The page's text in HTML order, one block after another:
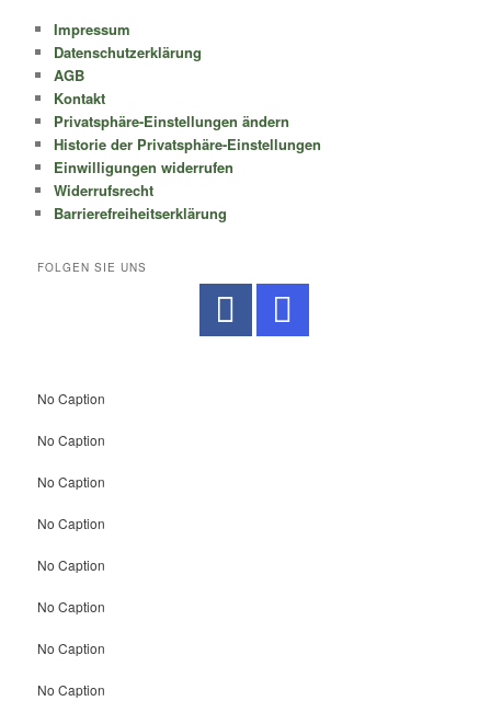
Impressum
Datenschutzerklärung
AGB
Kontakt
Privatsphäre-Einstellungen ändern
Historie der Privatsphäre-Einstellungen
Einwilligungen widerrufen
Widerrufsrecht
Barrierefreiheitserklärung
FOLGEN SIE UNS
No Caption
No Caption
No Caption
No Caption
No Caption
No Caption
No Caption
No Caption